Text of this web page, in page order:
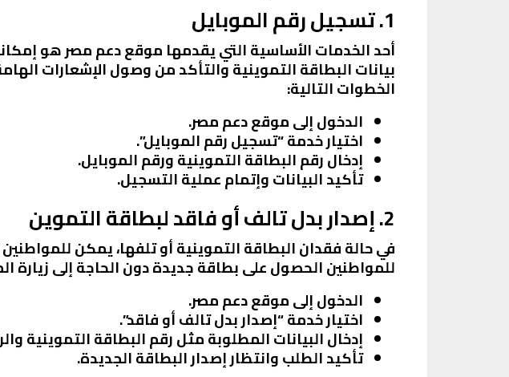
1. تسجيل رقم الموبايل
أحد الخدمات الأساسية التي يقدمها موقع دعم مصر هو
بيانات البطاقة التموينية والتأكد من وصول الإشعارات
الخطوات التالية:
الدخول إلى موقع دعم مصر.
اختيار خدمة “تسجيل رقم الموبايل”.
إدخال رقم البطاقة التموينية ورقم الموبايل.
تأكيد البيانات وإتمام عملية التسجيل.
2. إصدار بدل تالف أو فاقد لبطاقة التموين
في حالة فقدان البطاقة التموينية أو تلفها، يمكن
للمواطنين الحصول على بطاقة جديدة دون الحاجة إلى
الدخول إلى موقع دعم مصر.
اختيار خدمة “إصدار بدل تالف أو فاقد”.
إدخال البيانات المطلوبة مثل رقم البطاقة التموينية
تأكيد الطلب وانتظار إصدار البطاقة الجديدة.